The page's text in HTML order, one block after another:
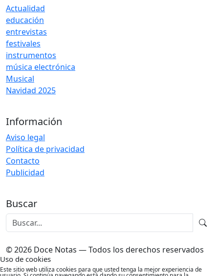
Actualidad
educación
entrevistas
festivales
instrumentos
música electrónica
Musical
Navidad 2025
Información
Aviso legal
Política de privacidad
Contacto
Publicidad
Buscar
© 2026 Doce Notas — Todos los derechos reservados
Uso de cookies
Este sitio web utiliza cookies para que usted tenga la mejor experiencia de